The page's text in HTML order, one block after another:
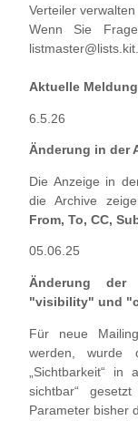
Verteiler
Wenn Sie
Aktuelle
6.5.26
Änderung in der
Die Anzeige in
die Archive
From, To, CC,
05.06.25
Änderung der
"visibility" und
Für neue
werden, wurde
„Sichtbarkeit“
sichtbar“
Parameter bisher